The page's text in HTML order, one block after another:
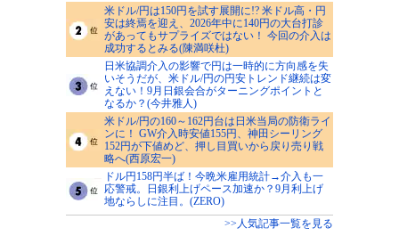
米ドル/円は150円を試す展開に!? 米ドル高・円
安は終焉を迎え、2026年中に140円の大台打診
があってもサプライズではない！ 今回の介入は
成功するとみる(陳満咲杜)
日米協調介入の影響で円は一時的に方向感を失
いそうだが、米ドル/円の円安トレンド継続は変
えない！9月日銀会合がターニングポイントと
なるか？(今井雅人)
米ドル/円の160～162円台は日米当局の防衛ライ
ンに！ GW介入時安値155円、神田シーリング
152円が下値めど、押し目買いから戻り売り戦
略へ(西原宏一)
ドル円158円半ば！今晩米雇用統計→介入も一
応警戒。日銀利上げペース加速か？9月利上げ
地ならしに注目。(ZERO)
>>人気記事一覧を見る